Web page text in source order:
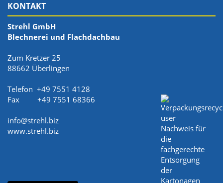
KONTAKT
Strehl GmbH
Blechnerei und Flachdachbau
Zum Kretzer 25
88662 Überlingen
Telefon +49 7551 4128
Fax +49 7551 68366
info@strehl.biz
www.strehl.biz